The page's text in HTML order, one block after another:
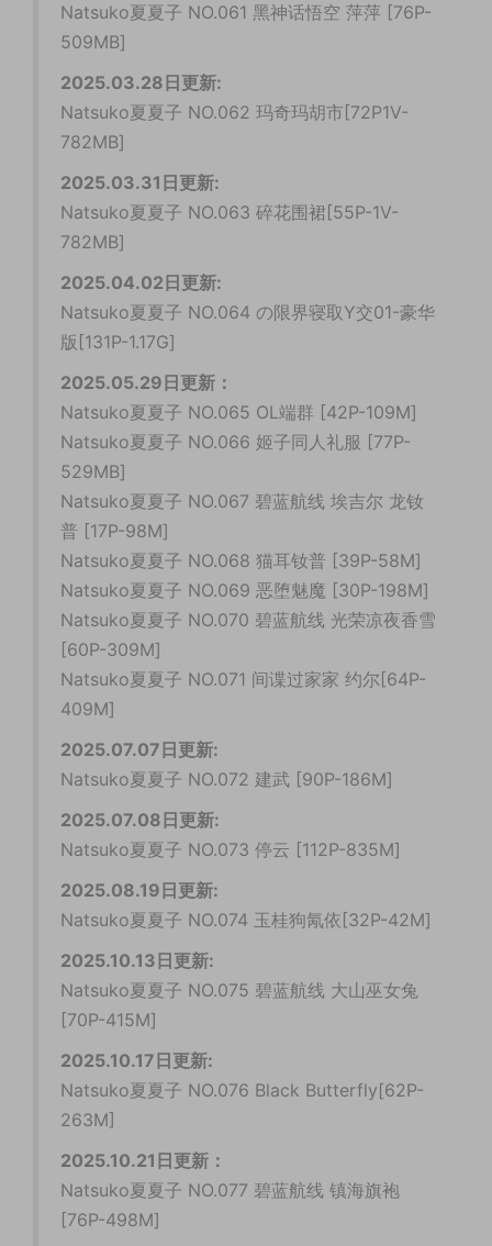
Natsuko夏夏子 NO.061 黑神话悟空 萍萍 [76P-
509MB]
2025.03.28日更新:
Natsuko夏夏子 NO.062 玛奇玛胡市[72P1V-
782MB]
2025.03.31日更新:
Natsuko夏夏子 NO.063 碎花围裙[55P-1V-
782MB]
2025.04.02日更新:
Natsuko夏夏子 NO.064 の限界寝取Y交01-豪华
版[131P-1.17G]
2025.05.29日更新：
Natsuko夏夏子 NO.065 OL端群 [42P-109M]
Natsuko夏夏子 NO.066 姬子同人礼服 [77P-
529MB]
Natsuko夏夏子 NO.067 碧蓝航线 埃吉尔 龙钕
普 [17P-98M]
Natsuko夏夏子 NO.068 猫耳钕普 [39P-58M]
Natsuko夏夏子 NO.069 恶堕魅魔 [30P-198M]
Natsuko夏夏子 NO.070 碧蓝航线 光荣凉夜香雪
[60P-309M]
Natsuko夏夏子 NO.071 间谍过家家 约尔[64P-
409M]
2025.07.07日更新:
Natsuko夏夏子 NO.072 建武 [90P-186M]
2025.07.08日更新:
Natsuko夏夏子 NO.073 停云 [112P-835M]
2025.08.19日更新:
Natsuko夏夏子 NO.074 玉桂狗氝依[32P-42M]
2025.10.13日更新:
Natsuko夏夏子 NO.075 碧蓝航线 大山巫女兔
[70P-415M]
2025.10.17 日更新:
Natsuko夏夏子 NO.076 Black Butterfly[62P-
263M]
2025.10.21 日更新：
Natsuko夏夏子 NO.077 碧蓝航线 镇海旗袍
[76P-498M]